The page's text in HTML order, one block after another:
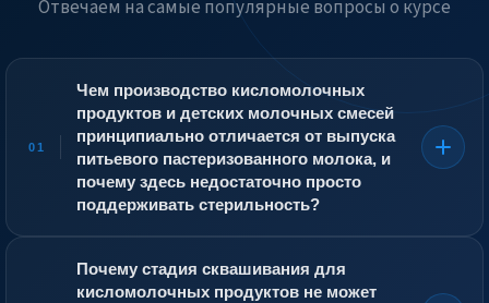
Отвечаем на самые популярные вопросы о курсе
01
Чем производство кисломолочных
продуктов и детских молочных смесей
принципиально отличается от выпуска
питьевого пастеризованного молока, и
почему здесь недостаточно просто
поддерживать стерильность?
безопасным и сохраняться несколько дней. Аппаратчик
на линии питьевого молока контролирует
Почему стадия сквашивания для
кисломолочных продуктов не может